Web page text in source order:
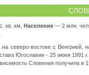
кв. км, Население — 2 млн.
северо-востоке с Венгрией,
Югославии - 25 июня 1991
Словения получила в